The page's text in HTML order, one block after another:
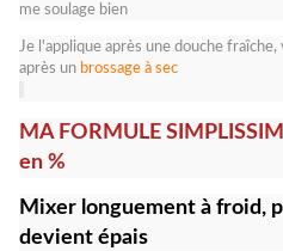
me soulage bien
Je l'applique après une douche
après un brossage à sec
MA FORMULE
en %
Mixer longuement à froid,
devient épais